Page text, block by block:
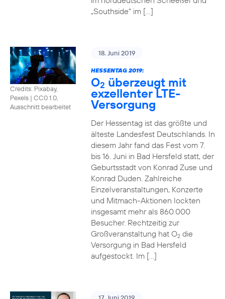
„Southside“ im […]
Credits: Pixabay,
Pexels | CC0 1.0,
Ausschnitt bearbeitet
18. Juni 2019
HESSENTAG 2019:
O2 überzeugt mit
exzellenter LTE-
Versorgung
Der Hessentag ist das größte und
älteste Landesfest Deutschlands. In
diesem Jahr fand das Fest vom 7.
bis 16. Juni in Bad Hersfeld statt, der
Geburtsstadt von Konrad Zuse und
Konrad Duden. Zahlreiche
Einzelveranstaltungen, Konzerte
und Mitmach-Aktionen lockten
insgesamt mehr als 860.000
Besucher. Rechtzeitig zur
Großveranstaltung hat O2die
Versorgung in Bad Hersfeld
aufgestockt. Im […]